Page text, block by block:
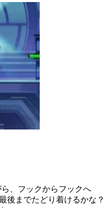
ら、フックからフックへ
後までたどり着けるかな？